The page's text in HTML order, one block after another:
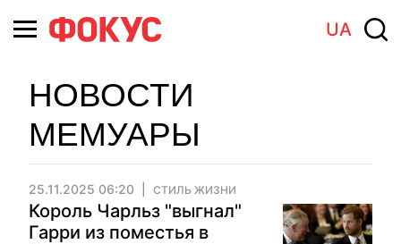
UA
НОВОСТИ
МЕМУАРЫ
25.11.2025 06:20 СТИЛЬ ЖИЗНИ
Король Чарльз "выгнал"
Гарри из поместья в